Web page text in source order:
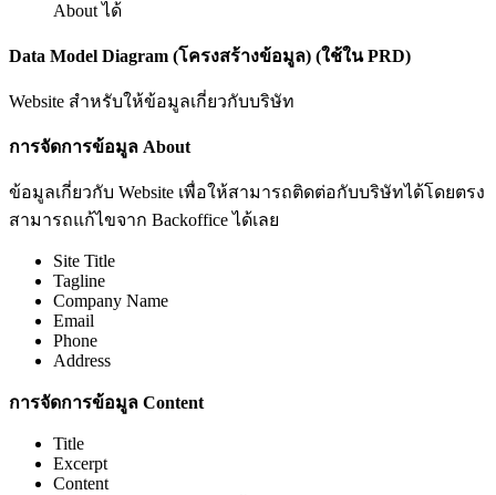
About ได้
Data Model Diagram (โครงสร้างข้อมูล) (ใช้ใน PRD)
Website สำหรับให้ข้อมูลเกี่ยวกับบริษัท
การจัดการข้อมูล About
ข้อมูลเกี่ยวกับ Website เพื่อให้สามารถติดต่อกับบริษัทได้โดยตรง
สามารถแก้ไขจาก Backoffice ได้เลย
Site Title
Tagline
Company Name
Email
Phone
Address
การจัดการข้อมูล Content
Title
Excerpt
Content